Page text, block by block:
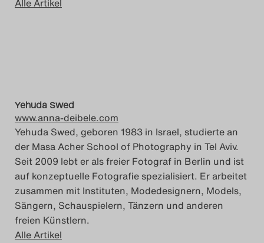
Alle Artikel
Yehuda Swed
www.anna-deibele.com
Yehuda Swed, geboren 1983 in Israel, studierte an
der Masa Acher School of Photography in Tel Aviv.
Seit 2009 lebt er als freier Fotograf in Berlin und ist
auf konzeptuelle Fotografie spezialisiert. Er arbeitet
zusammen mit Instituten, Modedesignern, Models,
Sängern, Schauspielern, Tänzern und anderen
freien Künstlern.
Alle Artikel